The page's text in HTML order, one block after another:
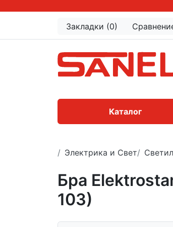
Закладки (0)
Каталог
Электрика и Свет
Бра
103)